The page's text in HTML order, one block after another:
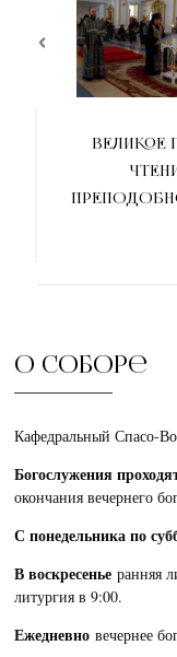
ВЕЛИКОЕ
О соборе
Кафедральный Спасо-
Богослужения
окончания вечернего
С понедельника по
В воскресеньеранняя
литургия в 9:00.
Ежедневновечернее